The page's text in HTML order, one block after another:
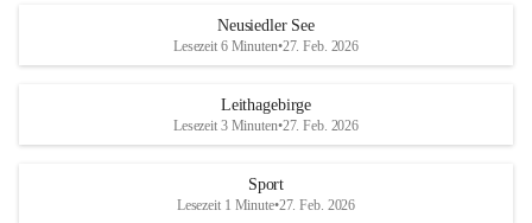
S
und den daraus folgenden wirtschaftlichen
Maßnahmen zur Bekämpfung
Rebe und der Amerikanischen
r
S
Neusiedler See
Lesezeit 6 Minuten•27. Feb. 2026
Leithagebirge
Lesezeit 3 Minuten•27. Feb. 2026
Sport
Lesezeit 1 Minute•27. Feb. 2026